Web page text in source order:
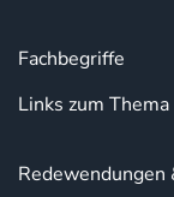
Fachbegriffe
Links zum
Redewendungen